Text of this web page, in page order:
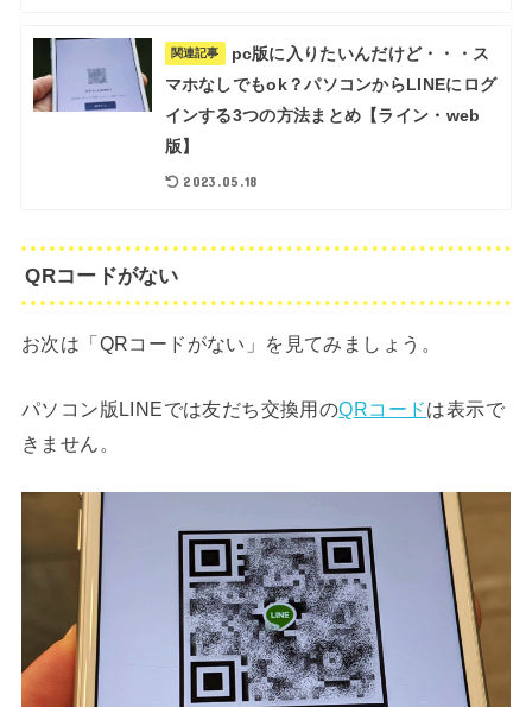
関連記事
pc版に入りたいんだけど・・・ス
マホなしでもok？パソコンからLINEにログ
インする3つの方法まとめ【ライン・web
版】
2023.05.18
QRコードがない
お次は「QRコードがない」を見てみましょう。
パソコン版LINEでは友だち交換用のQRコードは表示で
きません。